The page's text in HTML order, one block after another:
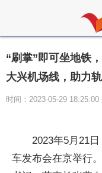
“刷掌”即可坐地铁
大兴机场线，助力
时间：2023-05-29
2023年5月21
车发布会在京举行